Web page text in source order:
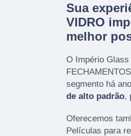
Sua
VIDRO
melhor
O Império
segmento há
de alto padrão,
Oferecemos
Películas para